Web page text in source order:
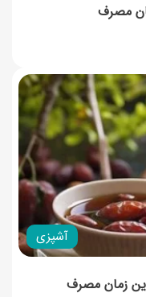
مصرف
آشپزی
زمان مصرف